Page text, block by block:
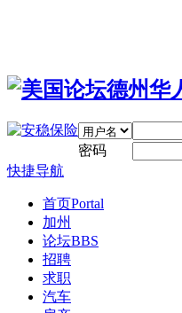
密码
快捷导航
首页Portal
加州
论坛BBS
招聘
求职
汽车